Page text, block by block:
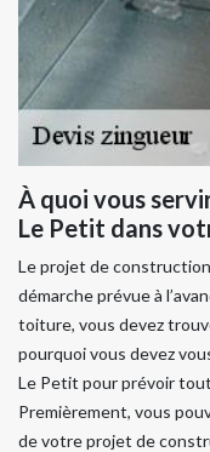
À quoi vous
Le Petit dans
Le projet de
démarche prévue à
toiture, vous devez
pourquoi vous devez
Le Petit pour prévoir
Premièrement, vous
de votre projet de